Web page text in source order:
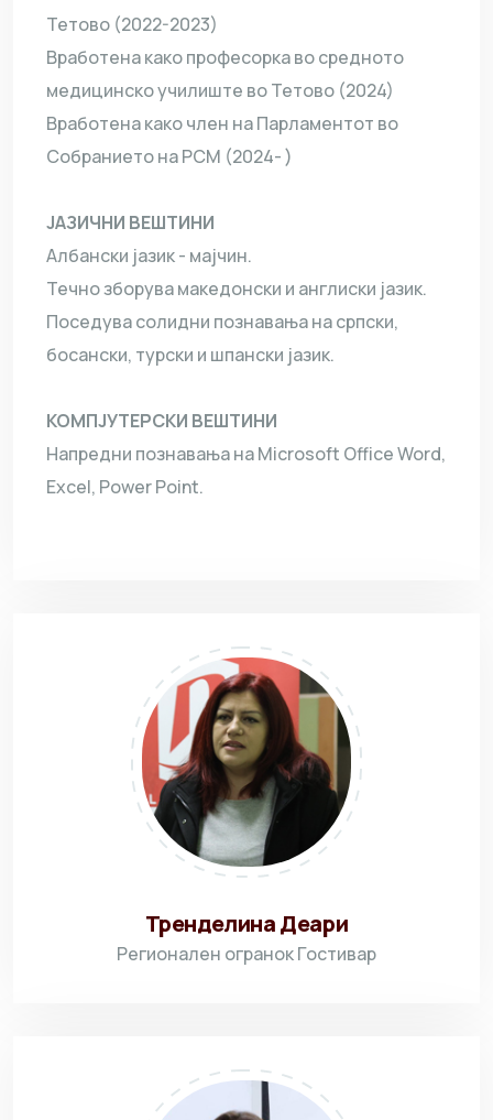
Тетово (2022-2023)
Вработена како професорка во средното
медицинско училиште во Тетово (2024)
Вработена како член на Парламентот во
Собранието на РСМ (2024- )
ЈАЗИЧНИ ВЕШТИНИ
Албански јазик - мајчин.
Течно зборува македонски и англиски јазик.
Поседува солидни познавања на српски,
босански, турски и шпански јазик.
КОМПЈУТЕРСКИ ВЕШТИНИ
Напредни познавања на Microsoft Office Word,
Excel, Power Point.
Тренделина Деари
Регионален огранок Гостивар